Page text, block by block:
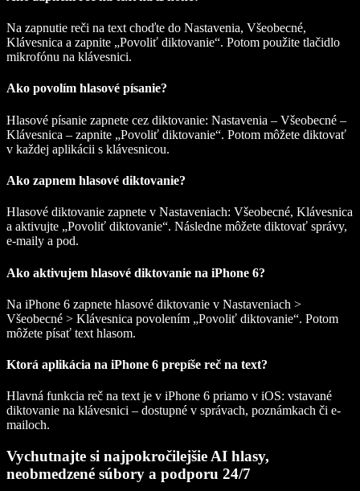
Na zapnutie reči na text choďte do Nastavenia, Všeobecné,
Klávesnica a zapnite „Povoliť diktovanie“. Potom použite tlačidlo
mikrofónu na klávesnici.
Ako povolím hlasové písanie?
Hlasové písanie zapnete cez diktovanie: Nastavenia – Všeobecné –
Klávesnica – zapnite „Povoliť diktovanie“. Potom môžete diktovať
v každej aplikácii s klávesnicou.
Ako zapnem hlasové diktovanie?
Hlasové diktovanie zapnete v Nastaveniach: Všeobecné, Klávesnica
a aktivujte „Povoliť diktovanie“. Následne môžete diktovať správy,
e-maily a pod.
Ako aktivujem hlasové diktovanie na iPhone 6?
Na iPhone 6 zapnete hlasové diktovanie v Nastaveniach >
Všeobecné > Klávesnica povolením „Povoliť diktovanie“. Potom
môžete písať text hlasom.
Ktorá aplikácia na iPhone 6 prepíše reč na text?
Hlavná funkcia reč na text je v iPhone 6 priamo v iOS: vstavané
diktovanie na klávesnici – dostupné v správach, poznámkach či e-
mailoch.
Vychutnajte si najpokročilejšie AI hlasy,
neobmedzené súbory a podporu 24/7